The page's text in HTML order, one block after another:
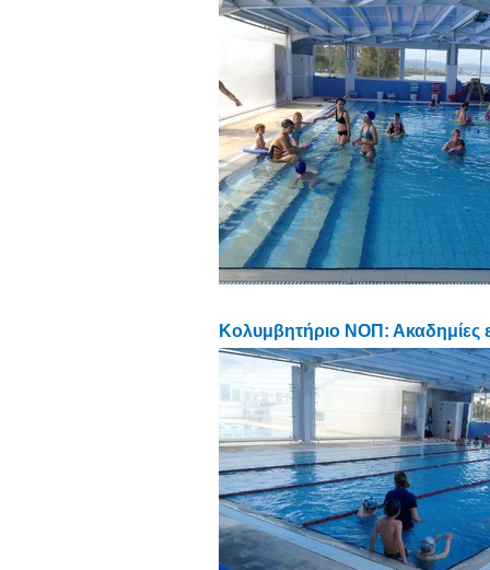
Κολυμβητήριο ΝΟΠ: Ακαδημίες